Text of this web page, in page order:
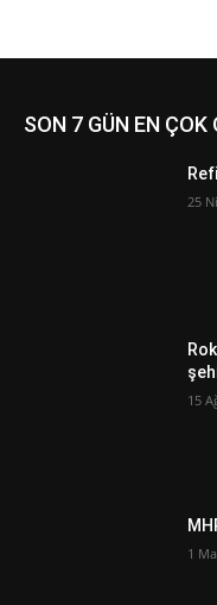
SON 7 GÜN EN ÇOK
25
15
1